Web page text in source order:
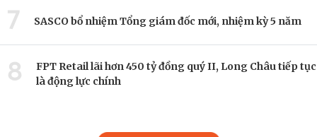
7 SASCO bổ nhiệm Tổng giám đốc mới, nhiệm kỳ 5 năm
8
FPT Retail lãi hơn 450 tỷ đồng quý II, Long Châu tiếp tục
là động lực chính